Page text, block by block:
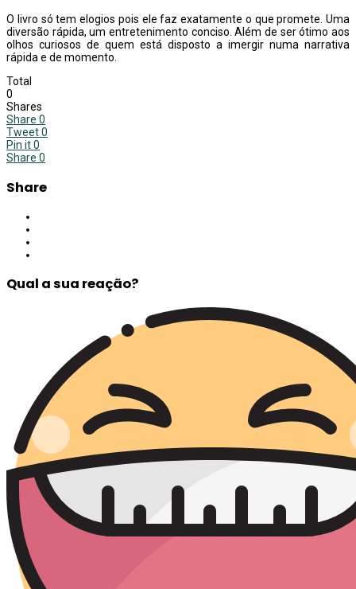
O livro só tem elogios pois ele faz exatamente o que promete. Uma
diversão rápida, um entretenimento conciso. Além de ser ótimo aos
olhos curiosos de quem está disposto a imergir numa narrativa
rápida e de momento.
Total
0
Shares
Share 0
Tweet0
Pin it0
Share 0
Share
Qual a sua reação?